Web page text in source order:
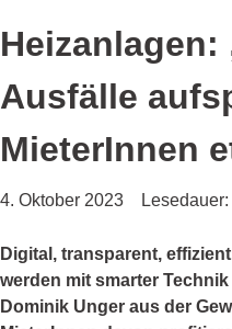
Heizanlagen:
Ausfälle
MieterInnen
4. Oktober 2023
Digital, transparent,
werden mit smarter
Dominik Unger aus der